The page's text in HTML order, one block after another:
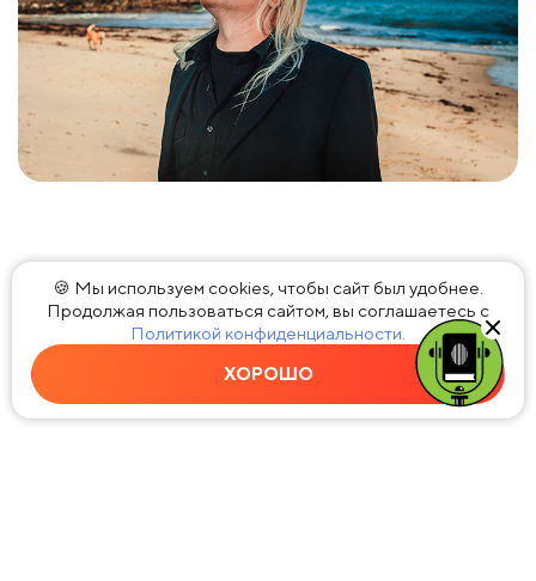
🍪 Мы используем cookies, чтобы сайт был удобнее.
Продолжая пользоваться сайтом, вы соглашаетесь с
Политикой конфиденциальности.
ХОРОШО